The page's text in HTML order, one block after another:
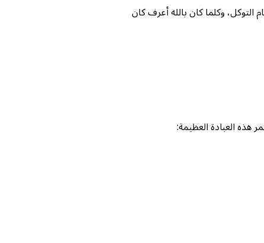
وكلما كان بالله أعرف كان
العبادة العظيمة: